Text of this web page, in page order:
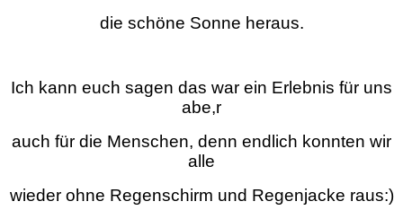
die schöne Sonne heraus.
Ich kann euch sagen das war ein Erlebnis für uns
abe,r
auch für die Menschen, denn endlich konnten wir
alle
wieder ohne Regenschirm und Regenjacke raus:)